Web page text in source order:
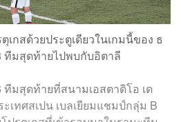
เกสด้วยประตูเดียวในเกมนี้ของ ธ
ทีมสุดท้ายไปพบกับอิตาลี
ทีมสุดท้ายที่สนามเอสตาดิโอ เด
เทศสเปน เบลเยียมแชมป์กลุ่ม B